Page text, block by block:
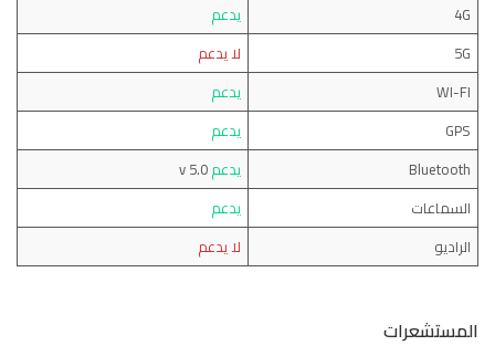
4G
يدعم
5G
لا يدعم
WI-FI
يدعم
GPS
يدعم
Bluetooth
يدعمv 5.0
السماعات
يدعم
الراديو
لا يدعم
المستشعرات